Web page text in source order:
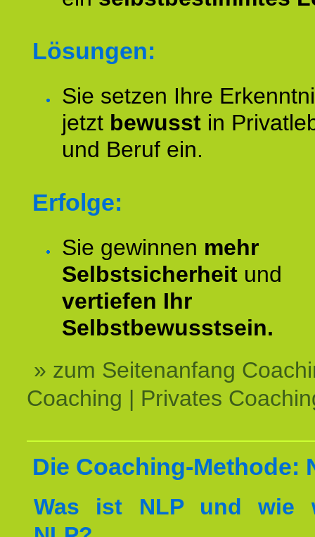
Lösungen:
Sie setzen Ihre
jetzt bewusst in
und Beruf ein.
Erfolge:
Sie gewinnen mehr
Selbstsicherheit und
vertiefen Ihr
Selbstbewusstsein.
» zum Seitenanfang
Coaching | Privates
Die Coaching-Methode:
Was ist NLP und wie